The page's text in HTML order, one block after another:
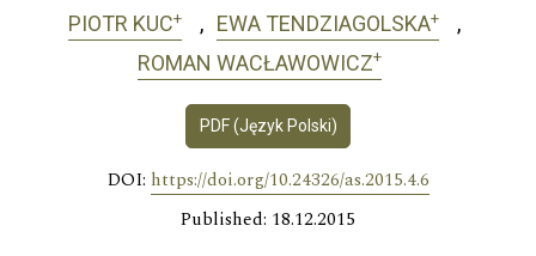
PIOTR KUC+ EWA TENDZIAGOLSKA+
ROMAN WACŁAWOWICZ+
PDF (Język Polski)
DOI: https://doi.org/10.24326/as.2015.4.6
Published: 18.12.2015